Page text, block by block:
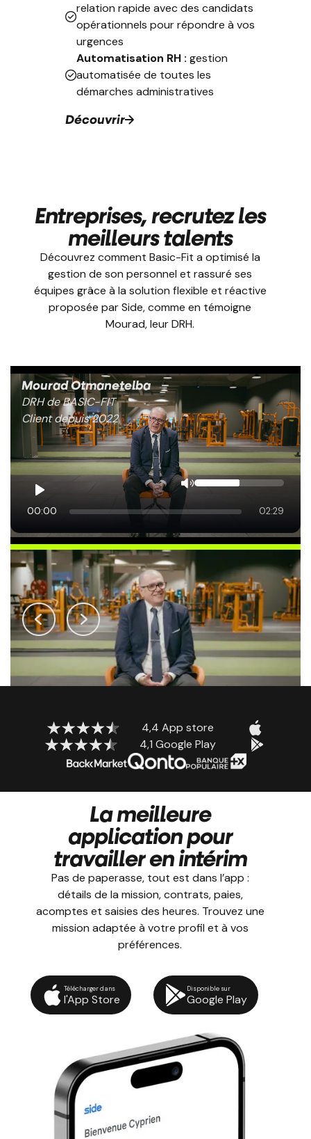
relation rapide avec des candidats
opérationnels pour répondre à vos
urgences
Automatisation RH : gestion
automatisée de toutes les
démarches administratives
Découvrir
Entreprises, recrutez les
meilleurs talents
Découvrez comment Basic-Fit a optimisé la
gestion de son personnel et rassuré ses
équipes grâce à la solution flexible et réactive
proposée par Side, comme en témoigne
Mourad, leur DRH.
Mourad Otmanetelba
DRH de BASIC-FIT
Client depuis 2022
00:00 02:29
4,4 App store
4,1 Google Play
La meilleure
application pour
travailler en intérim
Pas de paperasse, tout est dans l’app :
détails de la mission, contrats, paies,
acomptes et saisies des heures. Trouvez une
mission adaptée à votre profil et à vos
préférences.
Télécharger dans
l'App Store
Disponible sur
Google Play